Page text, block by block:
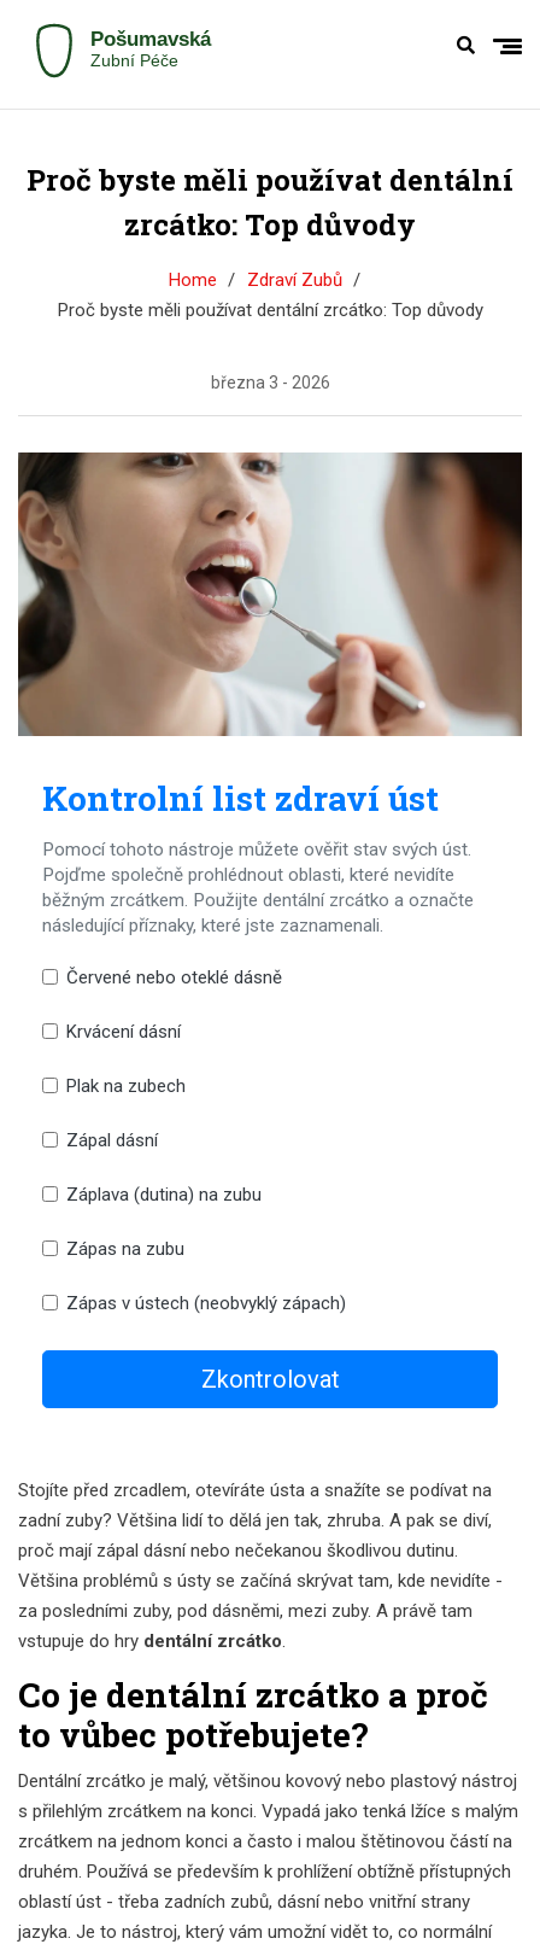
Proč byste měli používat dentální
zrcátko: Top důvody
Home
Zdraví Zubů
Proč byste měli používat dentální zrcátko: Top důvody
března 3 - 2026
Kontrolní list zdraví úst
Pomocí tohoto nástroje můžete ověřit stav svých úst.
Pojďme společně prohlédnout oblasti, které nevidíte
běžným zrcátkem. Použijte dentální zrcátko a označte
následující příznaky, které jste zaznamenali.
Červené nebo oteklé dásně
Krvácení dásní
Plak na zubech
Zápal dásní
Záplava (dutina) na zubu
Zápas na zubu
Zápas v ústech (neobvyklý zápach)
Zkontrolovat
Stojíte před zrcadlem, otevíráte ústa a snažíte se podívat na
zadní zuby? Většina lidí to dělá jen tak, zhruba. A pak se diví,
proč mají zápal dásní nebo nečekanou škodlivou dutinu.
Většina problémů s ústy se začíná skrývat tam, kde nevidíte -
za posledními zuby, pod dásněmi, mezi zuby. A právě tam
vstupuje do hry dentální zrcátko.
Co je dentální zrcátko a proč
to vůbec potřebujete?
Dentální zrcátko je malý, většinou kovový nebo plastový nástroj
s přilehlým zrcátkem na konci. Vypadá jako tenká lžíce s malým
zrcátkem na jednom konci a často i malou štětinovou částí na
druhém. Používá se především k prohlížení obtížně přístupných
oblastí úst - třeba zadních zubů, dásní nebo vnitřní strany
jazyka. Je to nástroj, který vám umožní vidět to, co normální